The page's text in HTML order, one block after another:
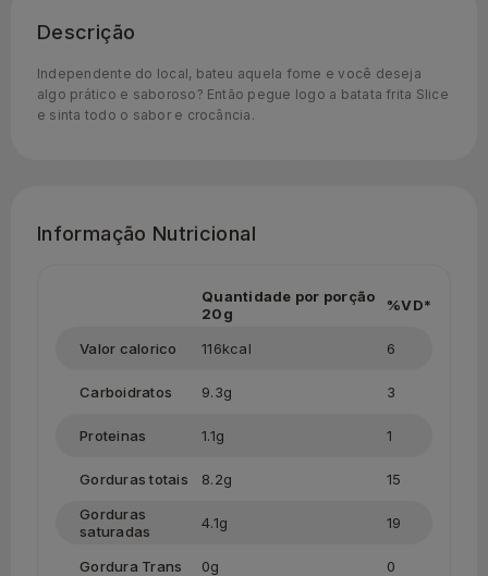
Descrição
Independente do local, bateu aquela fome e você deseja
algo prático e saboroso? Então pegue logo a batata frita Slice
e sinta todo o sabor e crocância.
Informação Nutricional
Quantidade por porção
20g
%VD*
Valor calorico 116kcal 6
Carboidratos 9.3g 3
Proteinas 1.1g 1
Gorduras totais 8.2g
15
Gorduras
saturadas
4.1g 19
Gordura Trans 0g 0